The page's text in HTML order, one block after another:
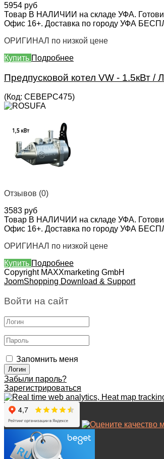
5954 руб
Товар В НАЛИЧИИ на складе УФА.
Офис 16+. Доставка по городу УФА
ОРИГИНАЛ по низкой цене
Купить Подробнее
Предпусковой котел VW - 1.5кВт
(Код: СЕВЕРС475)
Отзывов (0)
3583 руб
Товар В НАЛИЧИИ на складе УФА.
Офис 16+. Доставка по городу УФА
ОРИГИНАЛ по низкой цене
Купить Подробнее
Copyright MAXXmarketing GmbH
JoomShopping Download & Support
Войти на сайт
Запомнить меня
Забыли пароль?
Зарегистрироваться